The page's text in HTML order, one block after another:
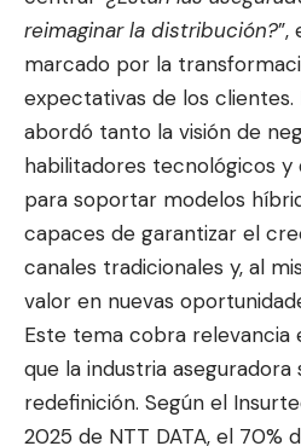
reimaginar la distribución?”,
marcado por la
expectativas de los clientes.
abordó tanto la visión de
habilitadores tecnológicos y
para soportar modelos
capaces de garantizar el
canales tradicionales y, al
valor en nuevas
Este tema cobra relevancia
que la industria
redefinición. Según el
2025 de NTT DATA, el 70%